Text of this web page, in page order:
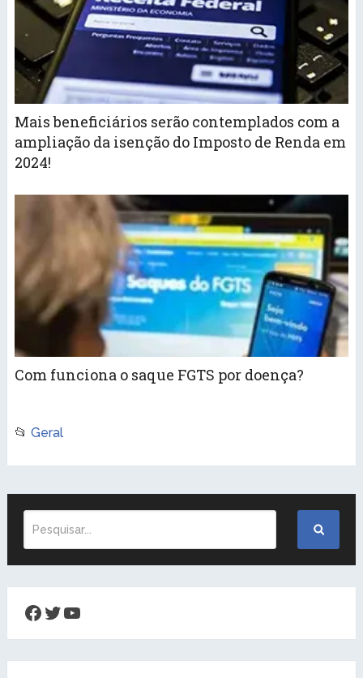
Mais beneficiários serão contemplados com a
ampliação da isenção do Imposto de Renda em
2024!
Com funciona o saque FGTS por doença?
📂 Geral
Facebook
Twitter
Youtube